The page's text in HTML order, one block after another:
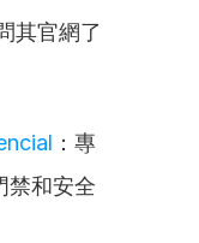
其官網了
：專
禁和安全